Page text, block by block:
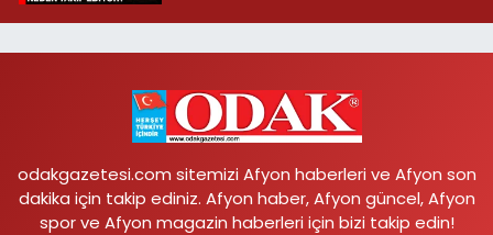
odakgazetesi.com sitemizi Afyon haberleri ve Afyon son
dakika için takip ediniz. Afyon haber, Afyon güncel, Afyon
spor ve Afyon magazin haberleri için bizi takip edin!